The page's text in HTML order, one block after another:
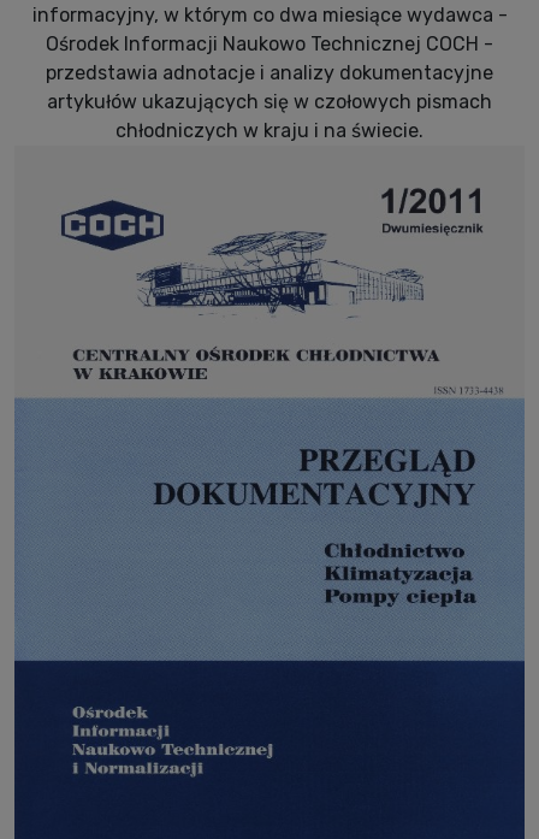
informacyjny, w którym co dwa miesiące wydawca -
Ośrodek Informacji Naukowo Technicznej COCH -
przedstawia adnotacje i analizy dokumentacyjne
artykułów ukazujących się w czołowych pismach
chłodniczych w kraju i na świecie.